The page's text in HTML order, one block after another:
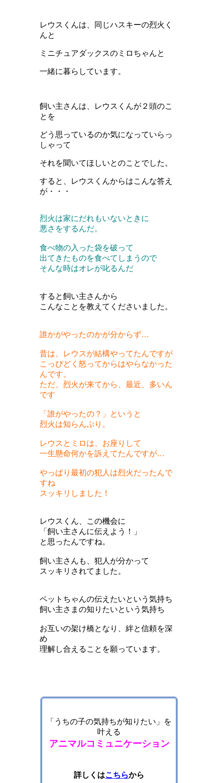
レウスくんは、同じハスキーの烈火く
んと
ミニチュアダックスのミロちゃんと
一緒に暮らしています。
飼い主さんは、レウスくんが２頭のこ
とを
どう思っているのか気になっていらっ
しゃって
それを聞いてほしいとのことでした。
すると、レウスくんからはこんな答え
が・・・
烈火は家にだれもいないときに
悪さをするんだ。
食べ物の入った袋を破って
出てきたものを食べてしまうので
そんな時はオレが叱るんだ
すると飼い主さんから
こんなことを教えてくださいました。
誰かがやったのかが分からず…
昔は、レウスが結構やってたんですが
こっぴどく怒ってからはやらなかった
んです。
ただ、烈火が来てから、最近、多いん
です
「誰がやったの？」というと
烈火は知らんぷり。
レウスとミロは、お座りして
一生懸命何かを訴えてたんですが…
やっぱり最初の犯人は烈火だったんで
すね
スッキリしました！
レウスくん、この機会に
「飼い主さんに伝えよう！」
と思ったんですね。
飼い主さんも、犯人が分かって
スッキリされてました。
ペットちゃんの伝えたいという気持ち
飼い主さまの知りたいという気持ち
お互いの架け橋となり、絆と信頼を深
め
理解し合えることを願っています。
「うちの子の気持ちが知りたい」を
叶える
アニマルコミュニケーション
詳しくはこちらから